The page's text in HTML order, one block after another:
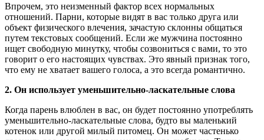
Впрочем, это неизменный фактор всех нормальных
отношений. Парни, которые видят в вас только друга или
объект физического влечения, зачастую склонны общаться
путем текстовых сообщений. Если же мужчина постоянно
ищет свободную минутку, чтобы созвониться с вами, то это
говорит о его настоящих чувствах. Это явный признак того,
что ему не хватает вашего голоса, а это всегда романтично.
2. Он использует уменьшительно-ласкательные слова
Когда парень влюблен в вас, он будет постоянно употреблять
уменьшительно-ласкательные слова, будто вы маленький
котенок или другой милый питомец. Он может частенько